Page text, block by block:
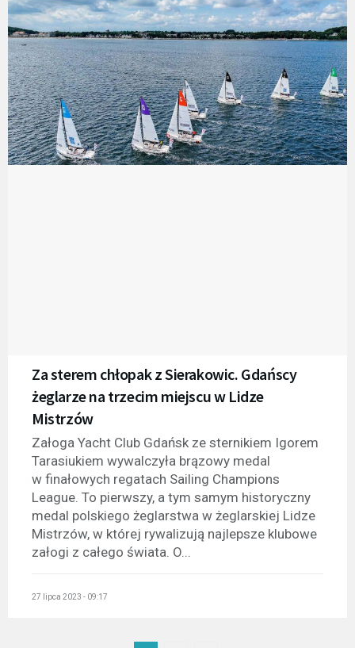
Za sterem chłopak z Sierakowic. Gdańscy
żeglarze na trzecim miejscu w Lidze
Mistrzów
Załoga Yacht Club Gdańsk ze sternikiem Igorem
Tarasiukiem wywalczyła brązowy medal
w finałowych regatach Sailing Champions
League. To pierwszy, a tym samym historyczny
medal polskiego żeglarstwa w żeglarskiej Lidze
Mistrzów, w której rywalizują najlepsze klubowe
załogi z całego świata. O...
27 lipca 2023 - 09:17